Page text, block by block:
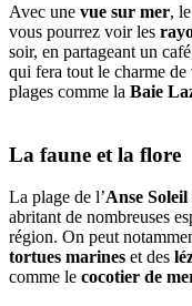
Avec une vue sur mer,
vous pourrez voir les
soir, en partageant un
qui fera tout le charme de
plages comme la Baie
La faune et la flore
La plage de l’Anse Soleil
abritant de nombreuses
région. On peut
tortues marines et des
comme le cocotier de